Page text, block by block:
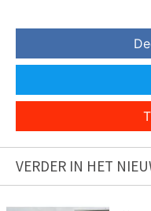
VERDER IN HET